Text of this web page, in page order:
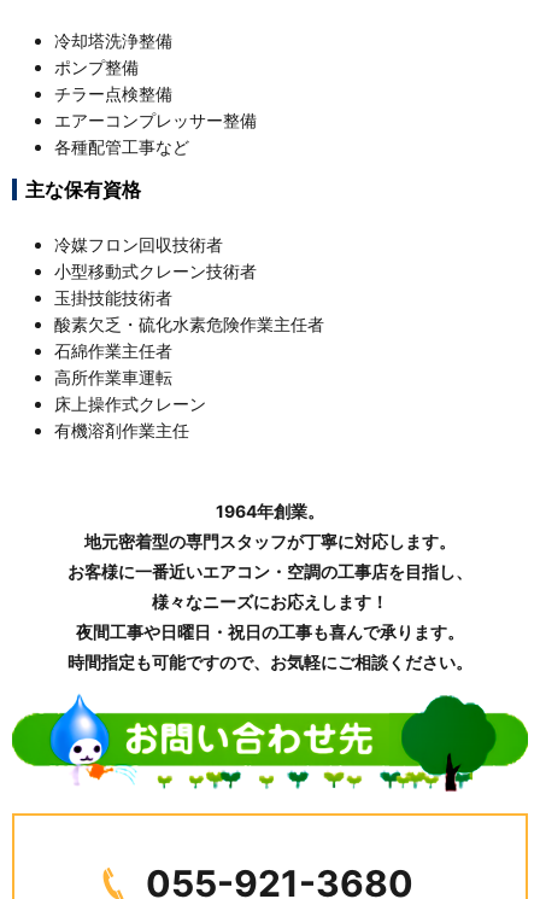
冷却塔洗浄整備
ポンプ整備
チラー点検整備
エアーコンプレッサー整備
各種配管工事など
主な保有資格
冷媒フロン回収技術者
小型移動式クレーン技術者
玉掛技能技術者
酸素欠乏・硫化水素危険作業主任者
石綿作業主任者
高所作業車運転
床上操作式クレーン
有機溶剤作業主任
1964年創業。
地元密着型の専門スタッフが丁寧に対応します。
お客様に一番近いエアコン・空調の工事店を目指し、
様々なニーズにお応えします！
夜間工事や日曜日・祝日の工事も喜んで承ります。
時間指定も可能ですので、お気軽にご相談ください。
055-921-3680